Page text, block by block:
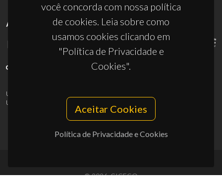
você concorda com nossa política
de cookies. Leia sobre como
usamos cookies clicando em
"Política de Privacidade e
Cookies".
Aceitar Cookies
Política de Privacidade e Cookies
APOIOS
UID/PRR/50011/2025
UID/PRR2/50011/2025
10.54499/UID/PRR2/50011/2025
© 2026, CICECO